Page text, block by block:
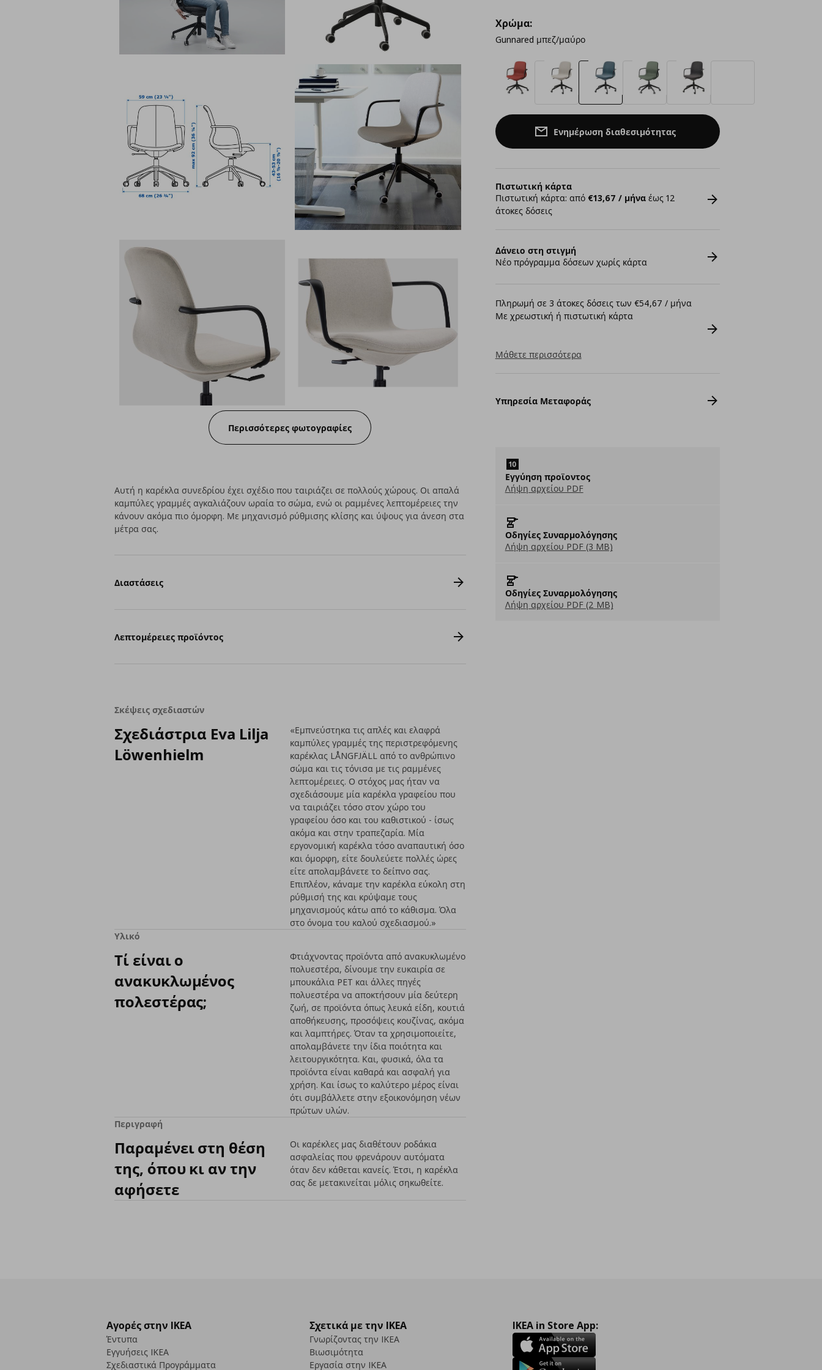
Περισσότερες φωτογραφίες
Χρώμα:
Gunnared μπεζ/μαύρο
Ενημέρωση διαθεσιμότητας
Πιστωτική κάρτα
Πιστωτική κάρτα: από €13,67 / μήναέως 12
άτοκες δόσεις
Δάνειο στη στιγμή
Νέο πρόγραμμα δόσεων χωρίς κάρτα
Πληρωμή σε 3 άτοκες δόσεις των €54,67 / μήνα
Με χρεωστική ή πιστωτική κάρτα
Μάθετε περισσότερα
Υπηρεσία Μεταφοράς
Εγγύηση προϊοντος
Λήψη αρχείου PDF
Οδηγίες Συναρμολόγησης
Λήψη αρχείου PDF (3 MB)
Οδηγίες Συναρμολόγησης
Λήψη αρχείου PDF (2 MB)
Αυτή η καρέκλα συνεδρίου έχει σχέδιο που ταιριάζει σε πολλούς χώρους. Οι απαλά
καμπύλες γραμμές αγκαλιάζουν ωραία το σώμα, ενώ οι ραμμένες λεπτομέρειες την
κάνουν ακόμα πιο όμορφη. Με μηχανισμό ρύθμισης κλίσης και ύψους για άνεση στα
μέτρα σας.
Διαστάσεις
Λεπτομέρειες προϊόντος
Σκέψεις σχεδιαστών
Σχεδιάστρια Eva Lilja
Löwenhielm
«Εμπνεύστηκα τις απλές και ελαφρά
καμπύλες γραμμές της περιστρεφόμενης
καρέκλας LÅNGFJÄLL από το ανθρώπινο
σώμα και τις τόνισα με τις ραμμένες
λεπτομέρειες. Ο στόχος μας ήταν να
σχεδιάσουμε μία καρέκλα γραφείου που
να ταιριάζει τόσο στον χώρο του
γραφείου όσο και του καθιστικού - ίσως
ακόμα και στην τραπεζαρία. Μία
εργονομική καρέκλα τόσο αναπαυτική όσο
και όμορφη, είτε δουλεύετε πολλές ώρες
είτε απολαμβάνετε το δείπνο σας.
Επιπλέον, κάναμε την καρέκλα εύκολη στη
ρύθμισή της και κρύψαμε τους
μηχανισμούς κάτω από το κάθισμα. Όλα
στο όνομα του καλού σχεδιασμού.»
Υλικό
Τί είναι ο
ανακυκλωμένος
πολεστέρας;
Φτιάχνοντας προϊόντα από ανακυκλωμένο
πολυεστέρα, δίνουμε την ευκαιρία σε
μπουκάλια PET και άλλες πηγές
πολυεστέρα να αποκτήσουν μία δεύτερη
ζωή, σε προϊόντα όπως λευκά είδη, κουτιά
αποθήκευσης, προσόψεις κουζίνας, ακόμα
και λαμπτήρες. Όταν τα χρησιμοποιείτε,
απολαμβάνετε την ίδια ποιότητα και
λειτουργικότητα. Και, φυσικά, όλα τα
προϊόντα είναι καθαρά και ασφαλή για
χρήση. Και ίσως το καλύτερο μέρος είναι
ότι συμβάλλετε στην εξοικονόμηση νέων
πρώτων υλών.
Περιγραφή
Παραμένει στη θέση
της, όπου κι αν την
αφήσετε
Οι καρέκλες μας διαθέτουν ροδάκια
ασφαλείας που φρενάρουν αυτόματα
όταν δεν κάθεται κανείς. Έτσι, η καρέκλα
σας δε μετακινείται μόλις σηκωθείτε.
Αγορές στην IKEA
Έντυπα
Εγγυήσεις IKEA
Σχεδιαστικά Προγράμματα
Σχετικά με την IKEA
Γνωρίζοντας την IKEA
Βιωσιμότητα
Εργασία στην IKEA
IKEA in Store App: